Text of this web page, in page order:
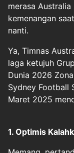
merasa
kemenangan
nanti.
Ya, Timnas
laga ketujuh
Dunia 2026
Sydney Football
Maret 2025
1. Optimis